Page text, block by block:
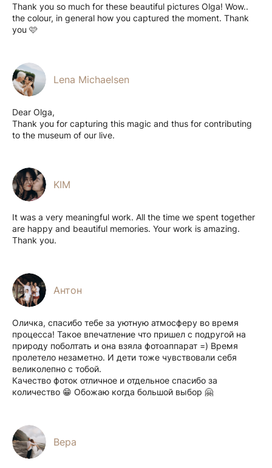
Thank you so much for these beautiful pictures Olga! Wow..
the colour, in general how you captured the moment. Thank
you 🩷
Lena Michaelsen
Dear Olga,
Thank you for capturing this magic and thus for contributing
to the museum of our live.
KIM
It was a very meaningful work. All the time we spent together
are happy and beautiful memories. Your work is amazing.
Thank you.
Антон
Оличка, спасибо тебе за уютную атмосферу во время
процесса! Такое впечатление что пришел с подругой на
природу поболтать и она взяла фотоаппарат =) Время
пролетело незаметно. И дети тоже чувствовали себя
великолепно с тобой.
Качество фоток отличное и отдельное спасибо за
количество 😁 Обожаю когда большой выбор 🤗
Вера